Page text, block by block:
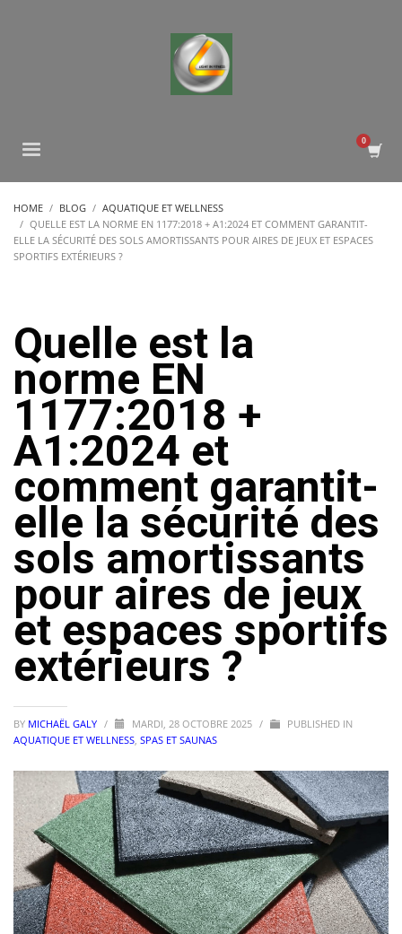
HOME BLOG
AQUATIQUE ET WELLNESS
QUELLE EST LA NORME EN 1177:2018 + A1:2024 ET COMMENT GARANTIT-
ELLE LA SÉCURITÉ DES SOLS AMORTISSANTS POUR AIRES DE JEUX ET ESPACES
SPORTIFS EXTÉRIEURS ?
Quelle est la
norme EN
1177:2018 +
A1:2024 et
comment garantit-
elle la sécurité des
sols amortissants
pour aires de jeux
et espaces sportifs
extérieurs ?
BY MICHAËL GALY / MARDI, 28 OCTOBRE 2025 /
PUBLISHED IN
AQUATIQUE ET WELLNESS, SPAS ET SAUNAS